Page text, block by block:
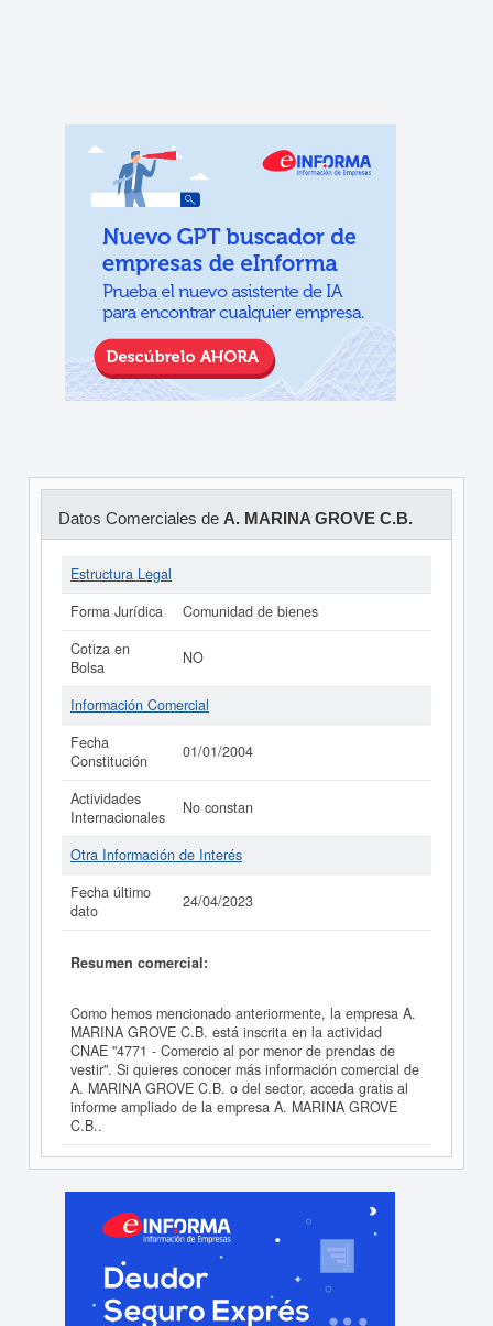
Datos Comerciales de A. MARINA GROVE C.B.
Estructura Legal
Forma Jurídica
Comunidad de bienes
Cotiza en
Bolsa
NO
Información Comercial
Fecha
Constitución
01/01/2004
Actividades
Internacionales
No constan
Otra Información de Interés
Fecha último
dato
24/04/2023
Resumen comercial:
Como hemos mencionado anteriormente, la empresa A.
MARINA GROVE C.B. está inscrita en la actividad
CNAE "4771 - Comercio al por menor de prendas de
vestir". Si quieres conocer más información comercial de
A. MARINA GROVE C.B. o del sector, acceda gratis al
informe ampliado de la empresa A. MARINA GROVE
C.B..